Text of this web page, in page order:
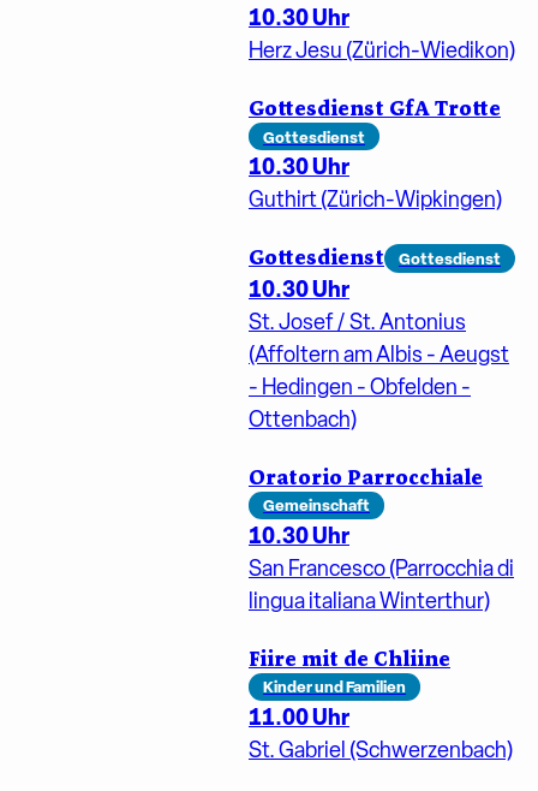
10.30 Uhr
Herz Jesu (Zürich-Wiedikon)
Gottesdienst GfA Trotte
Gottesdienst
10.30 Uhr
Guthirt (Zürich-Wipkingen)
Gottesdienst Gottesdienst
10.30 Uhr
St. Josef / St. Antonius
(Affoltern am Albis - Aeugst
- Hedingen - Obfelden -
Ottenbach)
Oratorio Parrocchiale
Gemeinschaft
10.30 Uhr
San Francesco (Parrocchia di
lingua italiana Winterthur)
Fiire mit de Chliine
Kinder und Familien
11.00 Uhr
St. Gabriel (Schwerzenbach)